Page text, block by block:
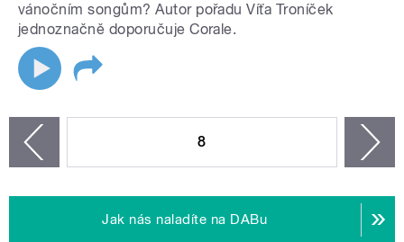
vánočním songům? Autor pořadu Víťa Troníček
jednoznačně doporučuje Corale.
8
Jak nás naladíte na DABu